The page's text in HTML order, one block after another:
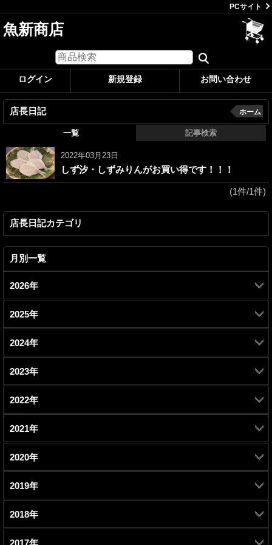
PCサイト
魚新商店
ログイン 新規登録 お問い合わせ
店長日記 ホーム
一覧 記事検索
2022年03月23日
しず汐・しずみりんがお買い得です！！！
(1件/1件)
店長日記カテゴリ
月別一覧
2026年
2月 (1)
2025年
7月 (1)
2024年
7月 (1)
2023年
10月 (1)
7月 (1)
3月 (1)
2月 (1)
1月 (2)
2022年
11月 (1)
9月 (1)
5月 (1)
3月 (1)
2021年
12月 (1)
10月 (1)
9月 (1)
2020年
11月 (1)
9月 (1)
2019年
12月 (1)
2018年
2017年